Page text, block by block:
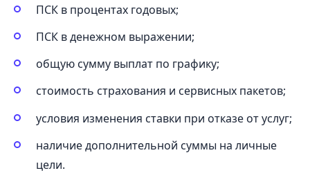
ПСК в процентах годовых;
ПСК в денежном выражении;
общую сумму выплат по графику;
стоимость страхования и сервисных пакетов;
условия изменения ставки при отказе от услуг;
наличие дополнительной суммы на личные
цели.